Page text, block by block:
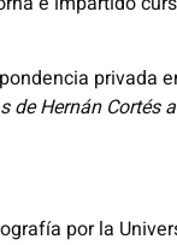
privada
de Hernán Cortés
por la